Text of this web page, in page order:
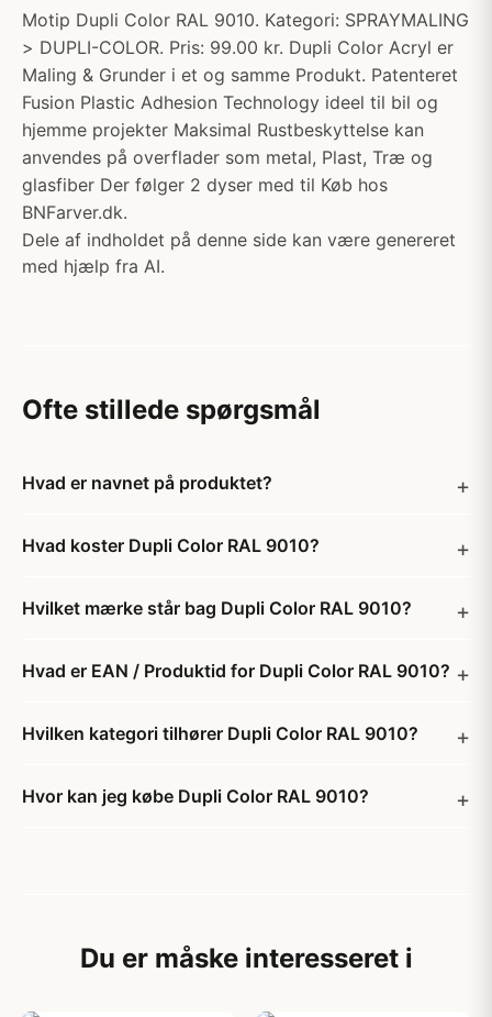
Motip Dupli Color RAL 9010. Kategori: SPRAYMALING
> DUPLI-COLOR. Pris: 99.00 kr. Dupli Color Acryl er
Maling & Grunder i et og samme Produkt. Patenteret
Fusion Plastic Adhesion Technology ideel til bil og
hjemme projekter Maksimal Rustbeskyttelse kan
anvendes på overflader som metal, Plast, Træ og
glasfiber Der følger 2 dyser med til Køb hos
BNFarver.dk.
Dele af indholdet på denne side kan være genereret
med hjælp fra AI.
Ofte stillede spørgsmål
Hvad er navnet på produktet?
Hvad koster Dupli Color RAL 9010?
Hvilket mærke står bag Dupli Color RAL 9010?
Hvad er EAN / Produktid for Dupli Color RAL 9010?
Hvilken kategori tilhører Dupli Color RAL 9010?
Hvor kan jeg købe Dupli Color RAL 9010?
Du er måske interesseret i